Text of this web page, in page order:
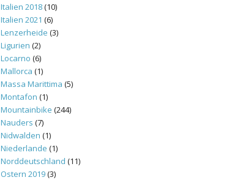
Italien 2018(10)
Italien 2021 (6)
Lenzerheide (3)
Ligurien (2)
Locarno (6)
Mallorca (1)
Massa Marittima (5)
Montafon (1)
Mountainbike (244)
Nauders (7)
Nidwalden (1)
Niederlande (1)
Norddeutschland (11)
Ostern 2019(3)